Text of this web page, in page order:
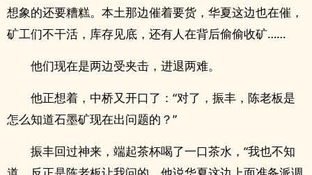
想象的还要糟糕。本土那边催着要货，华夏这边也在催，
矿工们不干活，库存见底，还有人在背后偷偷收矿……
他们现在是两边受夹击，进退两难。
他正想着，中桥又开口了：“对了，振丰，陈老板是
怎么知道石墨矿现在出问题的？”
振丰回过神来，端起茶杯喝了一口茶水，“我也不知